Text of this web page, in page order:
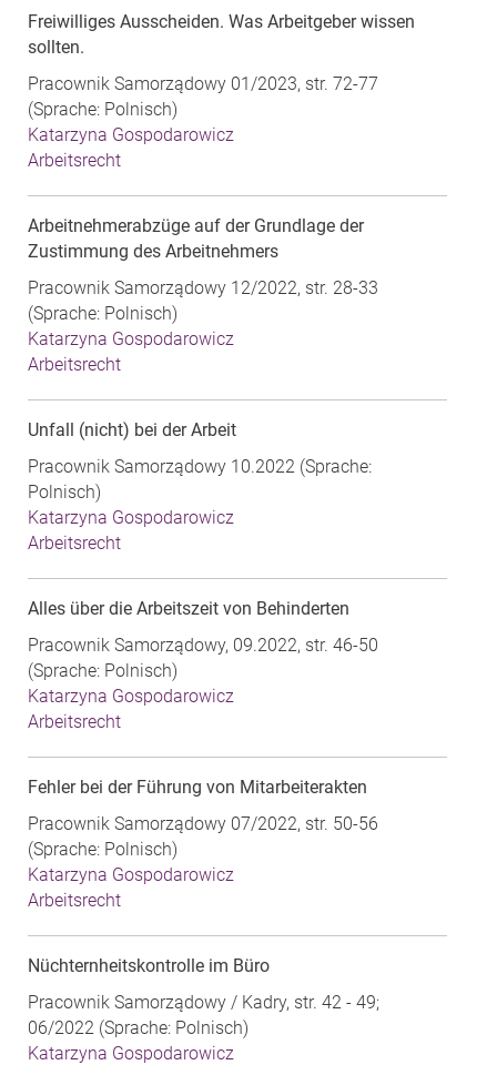
Freiwilliges Ausscheiden. Was Arbeitgeber wissen
sollten.
Pracownik Samorządowy 01/2023, str. 72-77
(Sprache: Polnisch)
Katarzyna Gospodarowicz
Arbeitsrecht
Arbeitnehmerabzüge auf der Grundlage der
Zustimmung des Arbeitnehmers
Pracownik Samorządowy 12/2022, str. 28-33
(Sprache: Polnisch)
Katarzyna Gospodarowicz
Arbeitsrecht
Unfall (nicht) bei der Arbeit
Pracownik Samorządowy 10.2022 (Sprache:
Polnisch)
Katarzyna Gospodarowicz
Arbeitsrecht
Alles über die Arbeitszeit von Behinderten
Pracownik Samorządowy, 09.2022, str. 46-50
(Sprache: Polnisch)
Katarzyna Gospodarowicz
Arbeitsrecht
Fehler bei der Führung von Mitarbeiterakten
Pracownik Samorządowy 07/2022, str. 50-56
(Sprache: Polnisch)
Katarzyna Gospodarowicz
Arbeitsrecht
Nüchternheitskontrolle im Büro
Pracownik Samorządowy / Kadry, str. 42 - 49;
06/2022 (Sprache: Polnisch)
Katarzyna Gospodarowicz